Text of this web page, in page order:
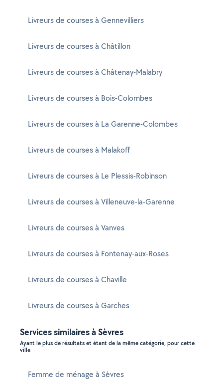
Livreurs de courses à Gennevilliers
Livreurs de courses à Châtillon
Livreurs de courses à Châtenay-Malabry
Livreurs de courses à Bois-Colombes
Livreurs de courses à La Garenne-Colombes
Livreurs de courses à Malakoff
Livreurs de courses à Le Plessis-Robinson
Livreurs de courses à Villeneuve-la-Garenne
Livreurs de courses à Vanves
Livreurs de courses à Fontenay-aux-Roses
Livreurs de courses à Chaville
Livreurs de courses à Garches
Services similaires à Sèvres
Ayant le plus de résultats et étant de la même catégorie, pour cette
ville
Femme de ménage à Sèvres